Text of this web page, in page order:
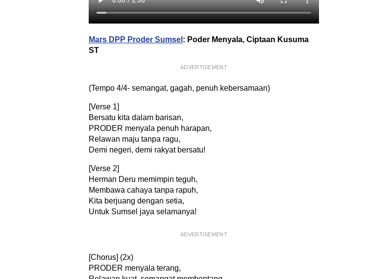
Mars DPP Proder Sumsel : Poder Menyala, Ciptaan Kusuma
ST
ADVERTISEMENT
(Tempo 4/4- semangat, gagah, penuh kebersamaan)
[Verse 1]
Bersatu kita dalam barisan,
PRODER menyala penuh harapan,
Relawan maju tanpa ragu,
Demi negeri, demi rakyat bersatu!
[Verse 2]
Herman Deru memimpin teguh,
Membawa cahaya tanpa rapuh,
Kita berjuang dengan setia,
Untuk Sumsel jaya selamanya!
ADVERTISEMENT
[Chorus] (2x)
PRODER menyala terang,